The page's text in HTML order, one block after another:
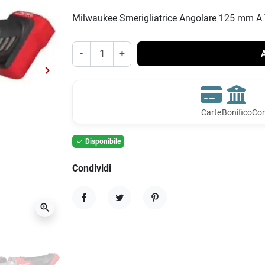
Successivo
keyboard_arrow_right
zoom_in
Milwaukee Smerigliatrice Angolare 125 mm
- +
CarteBonifico
 Disponibile
Condividi